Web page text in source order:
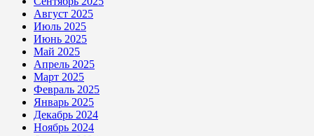
Август 2025
Июль 2025
Июнь 2025
Май 2025
Апрель 2025
Март 2025
Февраль 2025
Январь 2025
Декабрь 2024
Ноябрь 2024